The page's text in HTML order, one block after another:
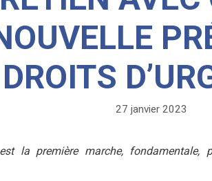
DROITS
27 janvier 2023
la première marche,